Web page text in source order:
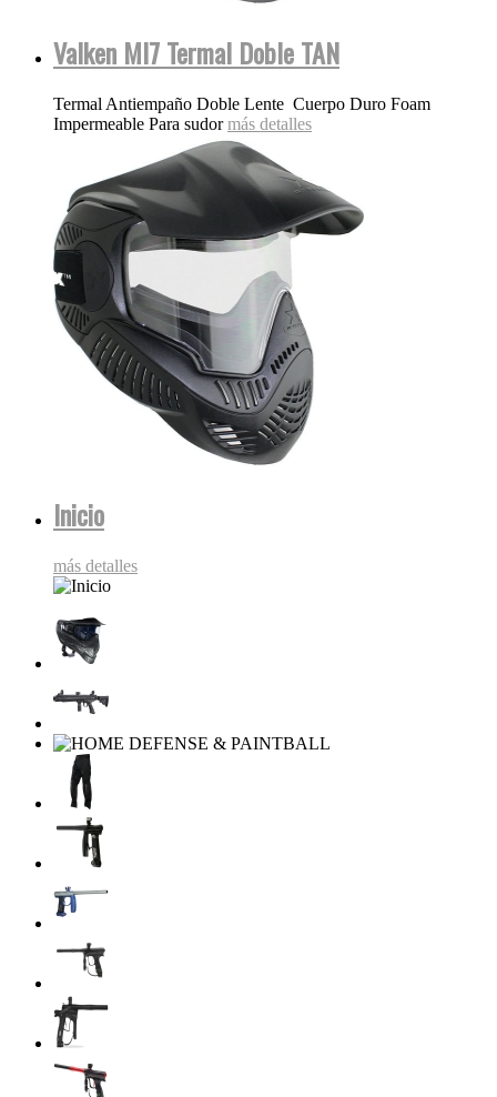
Valken MI7 Termal Doble TAN
Termal Antiempaño Doble Lente Cuerpo Duro Foam
Impermeable Para sudormás detalles
Inicio
más detalles